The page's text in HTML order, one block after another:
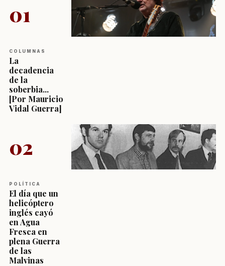
01
COLUMNAS
La
decadencia
de la
soberbia...
[Por Mauricio
Vidal Guerra]
02
POLÍTICA
El día que un
helicóptero
inglés cayó
en Agua
Fresca en
plena Guerra
de las
Malvinas